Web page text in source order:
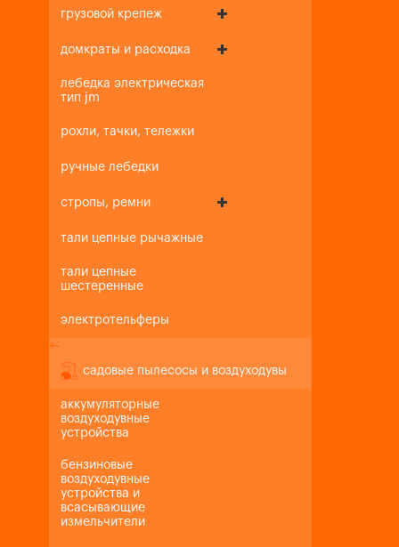
грузовой крепеж
домкраты и расходка
лебедка электрическая
тип jm
рохли, тачки, тележки
ручные лебедки
стропы, ремни
тали цепные рычажные
тали цепные
шестеренные
электротельферы
+-
садовые пылесосы и воздуходувы
аккумуляторные
воздуходувные
устройства
бензиновые
воздуходувные
устройства и
всасывающие
измельчители